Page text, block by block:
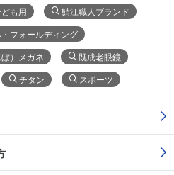
ども用 鯖江職人ブランド
フォールディング
）メガネ 既成老眼鏡
チタン スポーツ